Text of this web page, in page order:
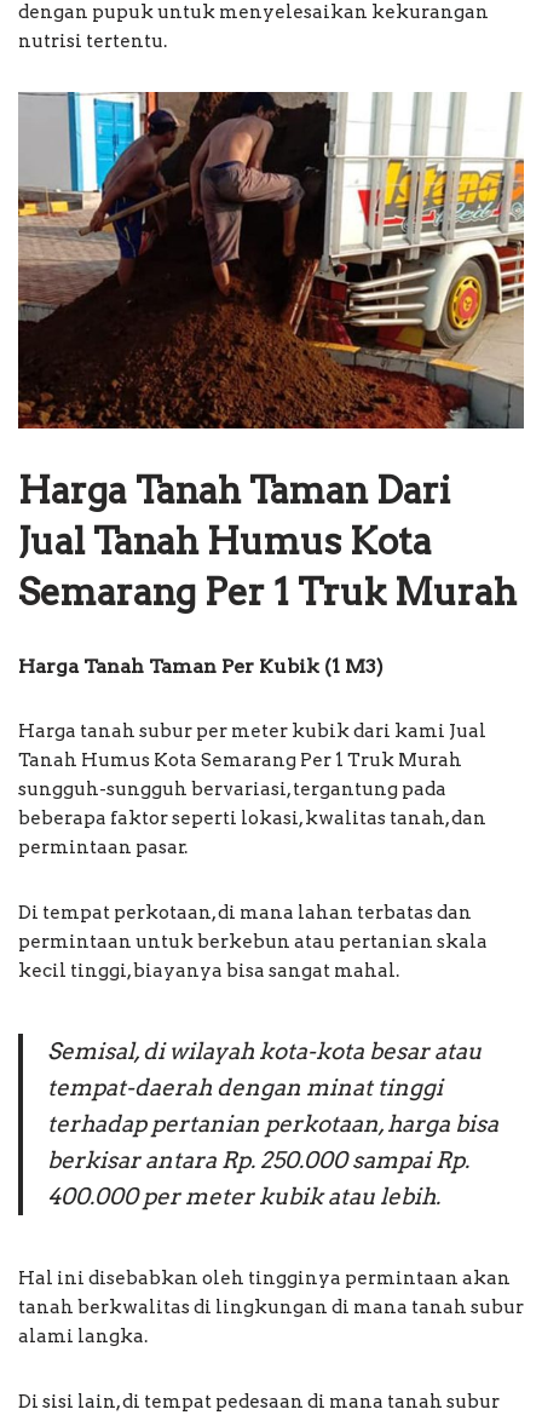
dengan pupuk untuk menyelesaikan kekurangan
nutrisi tertentu.
Harga Tanah Taman Dari
Jual Tanah Humus Kota
Semarang Per 1 Truk Murah
Harga Tanah Taman Per Kubik (1 M3)
Harga tanah subur per meter kubik dari kami Jual
Tanah Humus Kota Semarang Per 1 Truk Murah
sungguh-sungguh bervariasi, tergantung pada
beberapa faktor seperti lokasi, kwalitas tanah, dan
permintaan pasar.
Di tempat perkotaan, di mana lahan terbatas dan
permintaan untuk berkebun atau pertanian skala
kecil tinggi, biayanya bisa sangat mahal.
Semisal, di wilayah kota-kota besar atau
tempat-daerah dengan minat tinggi
terhadap pertanian perkotaan, harga bisa
berkisar antara Rp. 250.000 sampai Rp.
400.000 per meter kubik atau lebih.
Hal ini disebabkan oleh tingginya permintaan akan
tanah berkwalitas di lingkungan di mana tanah subur
alami langka.
Di sisi lain, di tempat pedesaan di mana tanah subur